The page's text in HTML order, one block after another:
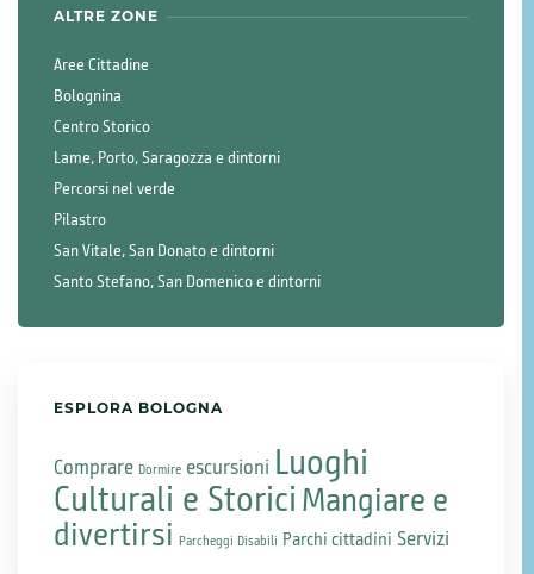
ALTRE ZONE
Aree Cittadine
Bolognina
Centro Storico
Lame, Porto, Saragozza e dintorni
Percorsi nel verde
Pilastro
San Vitale, San Donato e dintorni
Santo Stefano, San Domenico e dintorni
ESPLORA BOLOGNA
Comprare Dormire escursioni Luoghi
Culturali e Storici Mangiare e
divertirsi
Parcheggi Disabili Parchi cittadini Servizi